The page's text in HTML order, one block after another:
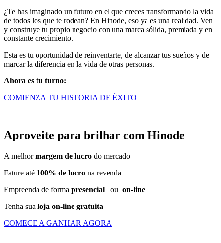
¿Te has imaginado un futuro en el que creces transformando la vida
de todos los que te rodean? En Hinode, eso ya es una realidad. Ven
y construye tu propio negocio con una marca sólida, premiada y en
constante crecimiento.
Esta es tu oportunidad de reinventarte, de alcanzar tus sueños y de
marcar la diferencia en la vida de otras personas.
Ahora es tu turno:
COMIENZA TU HISTORIA DE ÉXITO
Aproveite para brilhar com Hinode
A melhormargem de lucro do mercado
Fature até 100% de lucro na revenda
Empreenda de forma presencial ou on-line
Tenha sua loja on-line gratuita
COMECE A GANHAR AGORA